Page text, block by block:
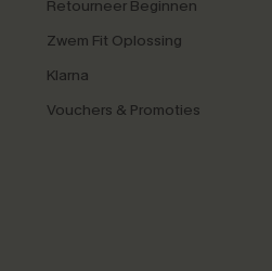
Retourneer Beginnen
Zwem Fit Oplossing
Klarna
Vouchers & Promoties